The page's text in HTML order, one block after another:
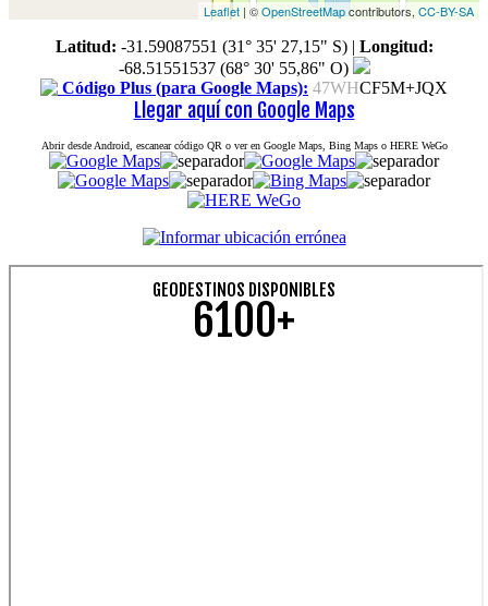
Leaflet | ©OpenStreetMapcontributors, CC-BY-SA
Latitud: -31.59087551 (31° 35' 27,15" S)| Longitud:
-68.51551537 (68° 30' 55,86" O)
Código Plus (para Google Maps): 47WHCF5M+JQX
Llegar aquí con Google Maps
Abrir desde Android, escanear código QR o ver en Google Maps, Bing Maps o HERE WeGo
GEODESTINOS DISPONIBLES
6100+